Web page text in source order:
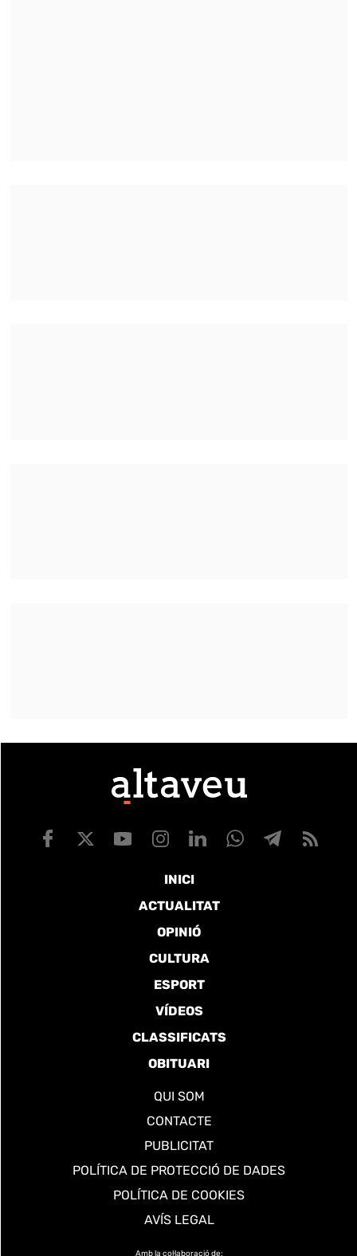
INICI
ACTUALITAT
OPINIÓ
CULTURA
ESPORT
VÍDEOS
CLASSIFICATS
OBITUARI
QUI SOM
CONTACTE
PUBLICITAT
POLÍTICA DE PROTECCIÓ DE DADES
POLÍTICA DE COOKIES
AVÍS LEGAL
Amb la col·laboració de: